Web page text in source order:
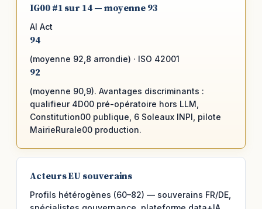
IG00 #1 sur 14 — moyenne 93
AI Act
94
(moyenne 92,8 arrondie) · ISO 42001
92
(moyenne 90,9). Avantages discriminants :
qualifieur 4D00 pré-opératoire hors LLM,
Constitution00 publique, 6 Soleaux INPI, pilote
MairieRurale00 production.
Acteurs EU souverains
Profils hétérogènes (60–82) — souverains FR/DE,